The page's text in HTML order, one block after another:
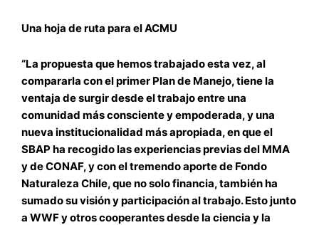
Una hoja de ruta para el ACMU
“La propuesta que hemos trabajado esta vez, al
compararla con el primer Plan de Manejo, tiene la
ventaja de surgir desde el trabajo entre una
comunidad más consciente y empoderada, y una
nueva institucionalidad más apropiada, en que el
SBAP ha recogido las experiencias previas del MMA
y de CONAF, y con el tremendo aporte de Fondo
Naturaleza Chile, que no solo financia, también ha
sumado su visión y participación al trabajo. Esto junto
a WWF y otros cooperantes desde la ciencia y la